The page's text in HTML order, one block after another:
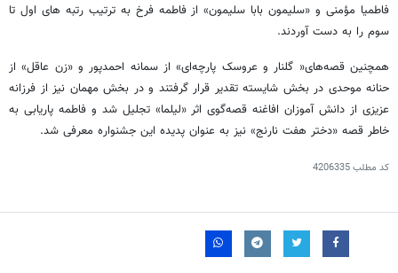
فاطمیا مؤمنی و «سلیمون بابا سلیمون» از فاطمه فرخ به ترتیب رتبه های اول تا
سوم را به دست آوردند.
همچنین قصه‌های« گلنار و عروسک پارچه‌ای» از سمانه احمدپور و «زن عاقل» از
حنانه موحدی در بخش شایسته تقدیر قرار گرفتند و در بخش مهمان نیز از فرزانه
عزیزی از دانش آموزان افاغنه قصه‌گوی اثر «لیلما» تجلیل شد و فاطمه پاریابی به
خاطر قصه «دختر هفت نارنج» نیز به عنوان پدیده این جشنواره معرفی شد.
کد مطلب4206335